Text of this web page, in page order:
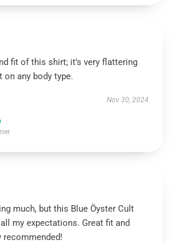
fit of this shirt; it’s very flattering
on any body type.
Nov 30, 2024
much, but this Blue Öyster Cult
my expectations. Great fit and